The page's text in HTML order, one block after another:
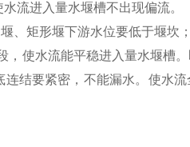
流进入量水堰槽不出现偏流。
、矩形堰下游水位要低于堰坎
，使水流能平稳进入量水堰槽
结要紧密，不能漏水。使水